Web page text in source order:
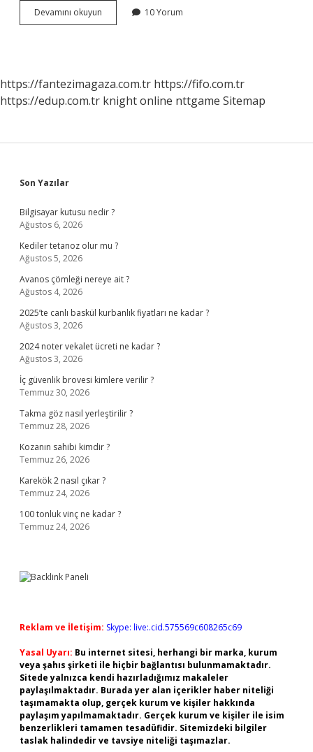
Devamını okuyun
Elma
10 Yorum
https://fantezimagaza.com.tr https://fifo.com.tr
https://edup.com.tr knight online nttgame Sitemap
Sidebar
Son Yazılar
Bilgisayar kutusu nedir ?
Ağustos 6, 2026
Kediler tetanoz olur mu ?
Ağustos 5, 2026
Avanos çömleği nereye ait ?
Ağustos 4, 2026
2025’te canlı baskül kurbanlık fiyatları ne kadar ?
Ağustos 3, 2026
2024 noter vekalet ücreti ne kadar ?
Ağustos 3, 2026
İç güvenlik brovesi kimlere verilir ?
Temmuz 30, 2026
Takma göz nasıl yerleştirilir ?
Temmuz 28, 2026
Kozanın sahibi kimdir ?
Temmuz 26, 2026
Karekök 2 nasıl çıkar ?
Temmuz 24, 2026
100 tonluk vinç ne kadar ?
Temmuz 24, 2026
Reklam ve İletişim: Skype: live:.cid.575569c608265c69
Yasal Uyarı: Bu internet sitesi, herhangi bir marka, kurum
veya şahıs şirketi ile hiçbir bağlantısı bulunmamaktadır.
Sitede yalnızca kendi hazırladığımız makaleler
paylaşılmaktadır. Burada yer alan içerikler haber niteliği
taşımamakta olup, gerçek kurum ve kişiler hakkında
paylaşım yapılmamaktadır. Gerçek kurum ve kişiler ile isim
benzerlikleri tamamen tesadüfidir. Sitemizdeki bilgiler
taslak halindedir ve tavsiye niteliği taşımazlar.